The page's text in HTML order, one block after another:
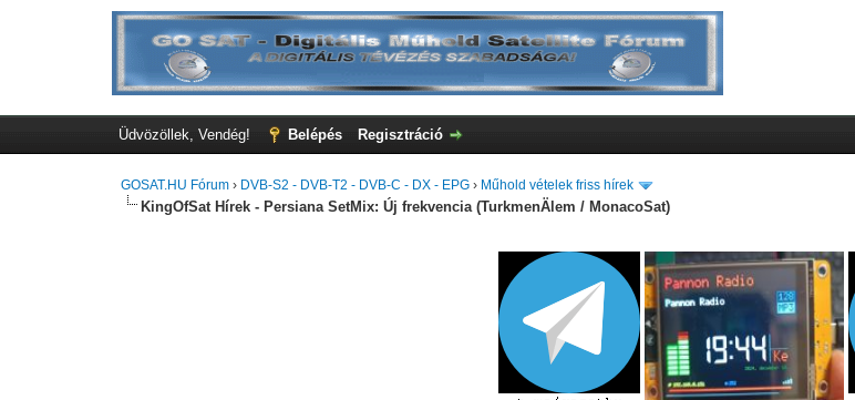
Üdvözöllek, Vendég! Belépés Regisztráció
GOSAT.HU Fórum › DVB-S2 - DVB-T2 - DVB-C - DX - EPG › Műhold vételek friss hírek
KingOfSat Hírek - Persiana SetMix: Új frekvencia (TurkmenÄlem / MonacoSat)